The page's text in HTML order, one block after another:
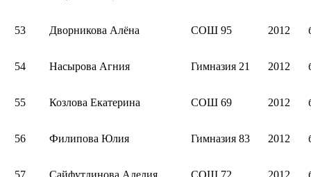
53 Дворникова Алёна СОШ 95 2012
54 Насырова Агния Гимназия 21 2012
55 Козлова Екатерина СОШ 69 2012
56 Филипова Юлия Гимназия 83 2012